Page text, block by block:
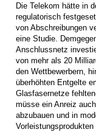
Die Telekom hätte in
regulatorisch
von Abschreibungen
eine Studie.
Anschlussnetz
von mehr als 20
den Wettbewerbern,
überhöhten Entgelte
Glasfasernetze
müsse ein Anreiz
abzubauen und in